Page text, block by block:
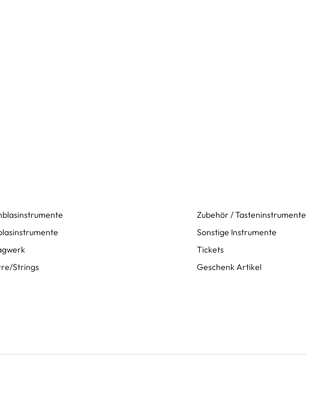
Strings
Zubehör / Tasteninstrumente
Sonstige Instrumente
Tickets
Geschenk Artikel